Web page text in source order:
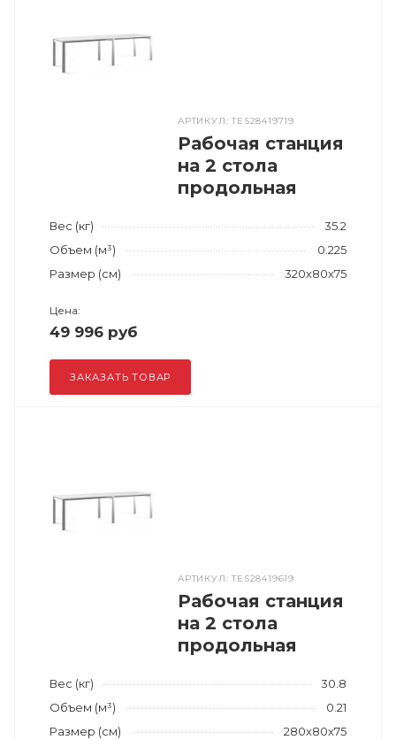
АРТИКУЛ: TES28419719
Рабочая станция
на 2 стола
продольная
Вес (кг)
35.2
Объем (м³)
0.225
Размер (см)
320x80x75
Цена:
49 996 руб
ЗАКАЗАТЬ ТОВАР
АРТИКУЛ: TES28419619
Рабочая станция
на 2 стола
продольная
Вес (кг)
30.8
Объем (м³)
0.21
Размер (см)
280x80x75